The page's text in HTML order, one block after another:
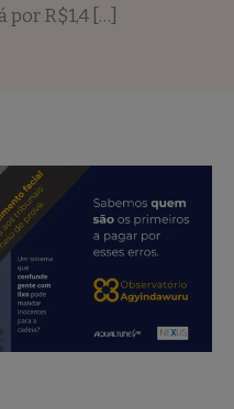
por R$1,4 […]